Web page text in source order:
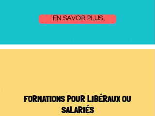
EN SAVOIR PLUS
FORMATIONS POUR LIBÉRAUX OU
SALARIÉS